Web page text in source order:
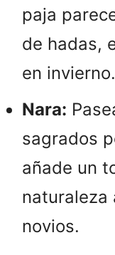
paja
de hadas,
en invierno.
Nara:
sagrados
añade un
naturaleza
novios.